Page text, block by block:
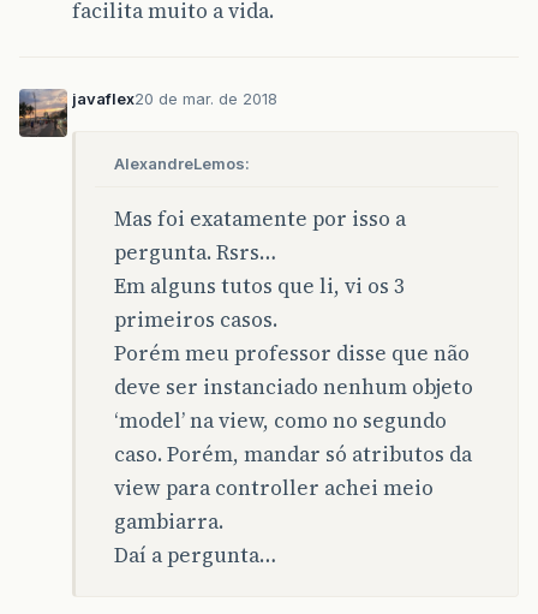
facilita muito a vida.
javaflex20 de mar. de 2018
AlexandreLemos:
Mas foi exatamente por isso a
pergunta. Rsrs…
Em alguns tutos que li, vi os 3
primeiros casos.
Porém meu professor disse que não
deve ser instanciado nenhum objeto
‘model’ na view, como no segundo
caso. Porém, mandar só atributos da
view para controller achei meio
gambiarra.
Daí a pergunta…